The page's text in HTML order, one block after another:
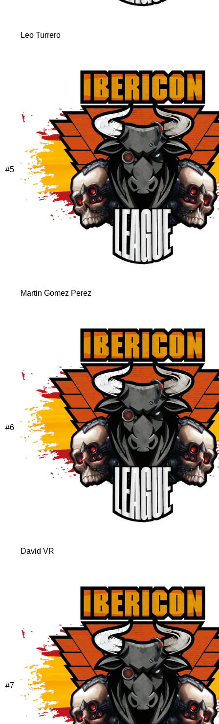
Leo Turrero
#5
Martin Gomez Perez
#6
David VR
#7